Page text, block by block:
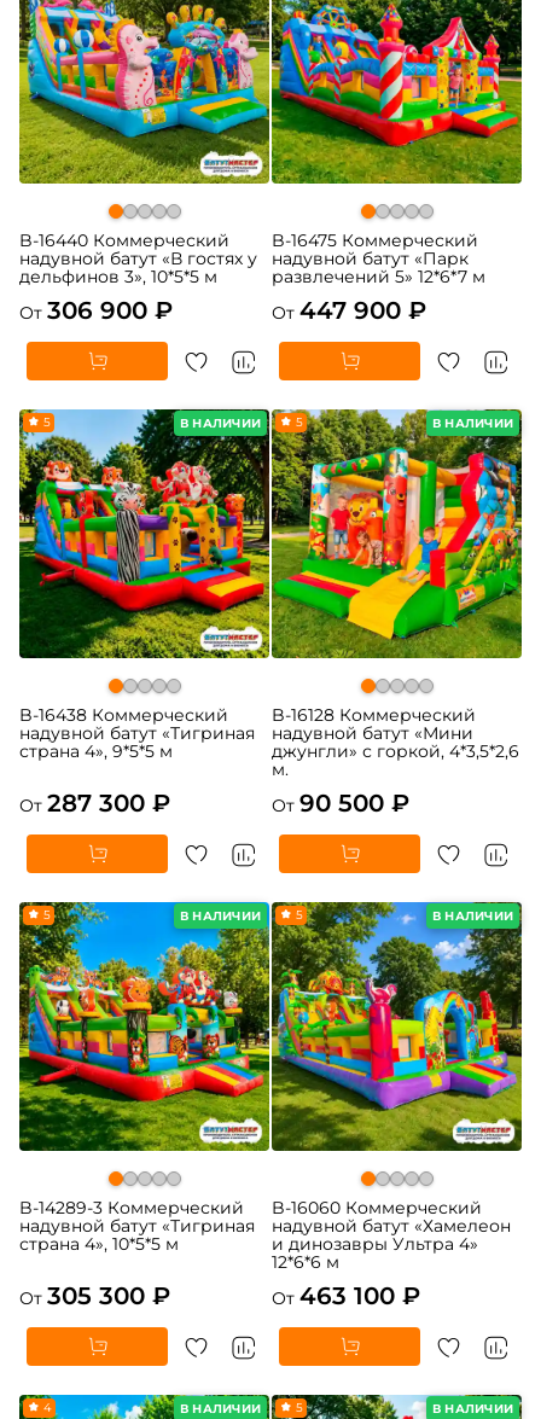
B-16440 Коммерческий
надувной батут «В гостях у
дельфинов 3», 10*5*5 м
От 306 900 ₽
B-16475 Коммерческий
надувной батут «Парк
развлечений 5» 12*6*7 м
От 447 900 ₽
В НАЛИЧИИ
5
B-16438 Коммерческий
надувной батут «Тигриная
страна 4», 9*5*5 м
От 287 300 ₽
В НАЛИЧИИ
5
B-16128 Коммерческий
надувной батут «Мини
джунгли» с горкой, 4*3,5*2,6
м.
От 90 500 ₽
В НАЛИЧИИ
5
B-14289-3 Коммерческий
надувной батут «Тигриная
страна 4», 10*5*5 м
От 305 300 ₽
В НАЛИЧИИ
5
B-16060 Коммерческий
надувной батут «Хамелеон
и динозавры Ультра 4»
12*6*6 м
От 463 100 ₽
В НАЛИЧИИ
4 В НАЛИЧИИ
5